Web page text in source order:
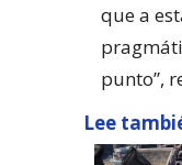
que a
punto”,
Lee